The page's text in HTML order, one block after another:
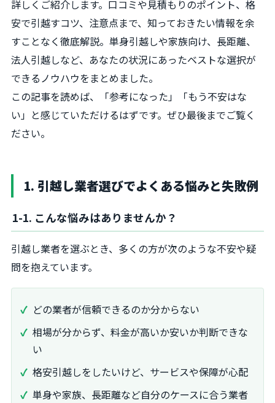
詳しくご紹介します。口コミや見積もりのポイント、格
安で引越すコツ、注意点まで、知っておきたい情報を余
すことなく徹底解説。単身引越しや家族向け、長距離、
法人引越しなど、あなたの状況にあったベストな選択が
できるノウハウをまとめました。
この記事を読めば、「参考になった」「もう不安はな
い」と感じていただけるはずです。ぜひ最後までご覧く
ださい。
1. 引越し業者選びでよくある悩みと失敗例
1-1. こんな悩みはありませんか？
引越し業者を選ぶとき、多くの方が次のような不安や疑
問を抱えています。
どの業者が信頼できるのか分からない
相場が分からず、料金が高いか安いか判断できな
い
格安引越しをしたいけど、サービスや保障が心配
単身や家族、長距離など自分のケースに合う業者